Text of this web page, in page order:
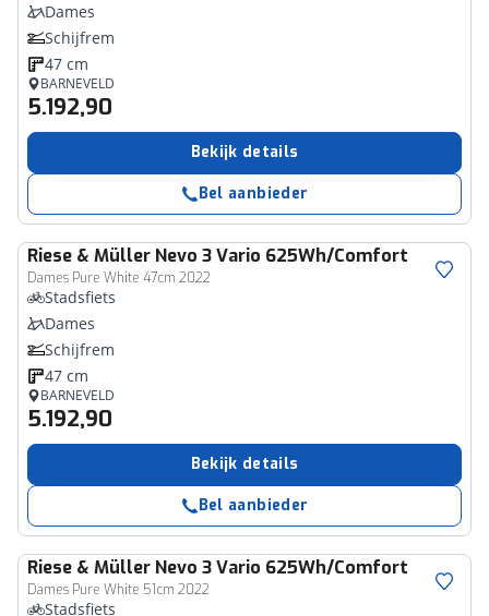
Dames
Schijfrem
47 cm
BARNEVELD
5.192,90
Bekijk details
Bel aanbieder
Riese & Müller Nevo 3 Vario 625Wh/Comfort
Dames Pure White 47cm 2022
Stadsfiets
Dames
Schijfrem
47 cm
BARNEVELD
5.192,90
Bekijk details
Bel aanbieder
Riese & Müller Nevo 3 Vario 625Wh/Comfort
Dames Pure White 51cm 2022
Stadsfiets